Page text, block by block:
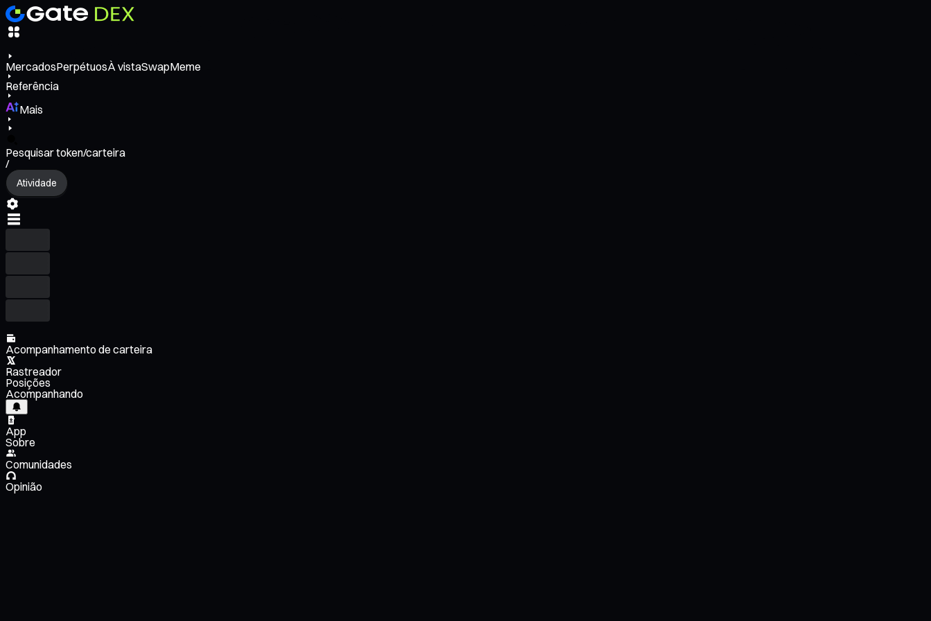
MercadosPerpétuosÀ vistaSwapMeme
Referência
Mais
Pesquisar token/carteira
/
Atividade
Acompanhamento de carteira
Rastreador
Posições
Acompanhando
App
Sobre
Comunidades
Opinião